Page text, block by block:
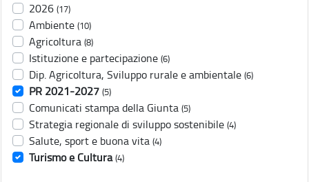
2026 (17)
Ambiente (10)
Agricoltura (8)
Istituzione e partecipazione (6)
Dip. Agricoltura, Sviluppo rurale e ambientale (6)
PR 2021-2027 (5)
Comunicati stampa della Giunta (5)
Strategia regionale di sviluppo sostenibile (4)
Salute, sport e buona vita (4)
Turismo e Cultura (4)